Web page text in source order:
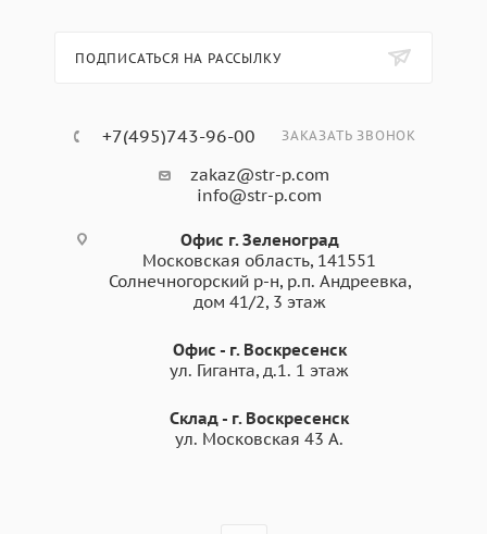
ПОДПИСАТЬСЯ НА РАССЫЛКУ
+7(495)743-96-00 ЗАКАЗАТЬ ЗВОНОК
zakaz@str-p.com
info@str-p.com
Офис г. Зеленоград
Московская область, 141551
Солнечногорский р-н, р.п. Андреевка,
дом 41/2, 3 этаж
Офис - г. Воскресенск
ул. Гиганта, д.1. 1 этаж
Склад - г. Воскресенск
ул. Московская 43 А.